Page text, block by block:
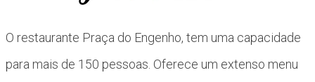
O restaurante Praça do Engenho, tem uma capacidade
para mais de 150 pessoas. Oferece um extenso menu